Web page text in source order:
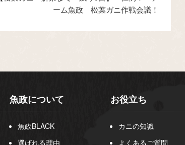
ーム魚政 松葉ガニ作戦会議！
魚政について
魚政BLACK
選ばれる理由
お役立ち
カニの知識
よくあるご質問